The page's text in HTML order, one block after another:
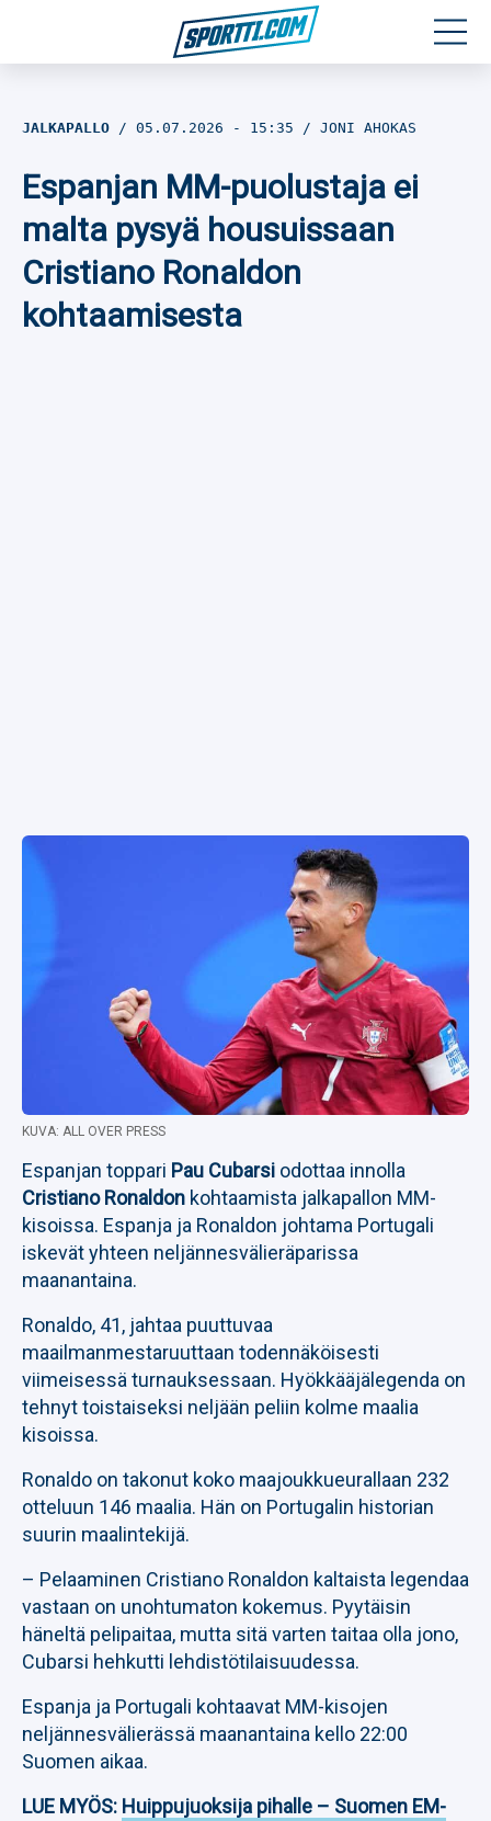
Jalkapallo
Yleisurheilu
Talviurheilu
JALKAPALLO 05.07.2026 - 15:35 JONI AHOKAS
Espanjan MM-puolustaja ei
malta pysyä housuissaan
Cristiano Ronaldon
kohtaamisesta
KUVA: ALL OVER PRESS
Espanjan toppari Pau Cubarsi odottaa innolla
Cristiano Ronaldon kohtaamista jalkapallon MM-
kisoissa. Espanja ja Ronaldon johtama Portugali
iskevät yhteen neljännesvälieräparissa
maanantaina.
Ronaldo, 41, jahtaa puuttuvaa
maailmanmestaruuttaan todennäköisesti
viimeisessä turnauksessaan. Hyökkääjälegenda on
tehnyt toistaiseksi neljään peliin kolme maalia
kisoissa.
Ronaldo on takonut koko maajoukkueurallaan 232
otteluun 146 maalia. Hän on Portugalin historian
suurin maalintekijä.
– Pelaaminen Cristiano Ronaldon kaltaista legendaa
vastaan on unohtumaton kokemus. Pyytäisin
häneltä pelipaitaa, mutta sitä varten taitaa olla jono,
Cubarsi hehkutti lehdistötilaisuudessa.
Espanja ja Portugali kohtaavat MM-kisojen
neljännesvälierässä maanantaina kello 22:00
Suomen aikaa.
LUE MYÖS: Huippujuoksija pihalle – Suomen EM-